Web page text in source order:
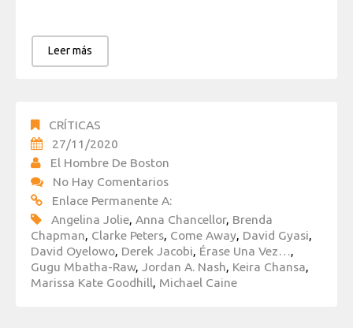
Leer más
CRÍTICAS
27/11/2020
El Hombre De Boston
No Hay Comentarios
Enlace Permanente A:
Angelina Jolie, Anna Chancellor, Brenda
Chapman, Clarke Peters, Come Away, David Gyasi,
David Oyelowo, Derek Jacobi, Érase Una Vez…,
Gugu Mbatha-Raw, Jordan A. Nash, Keira Chansa,
Marissa Kate Goodhill, Michael Caine